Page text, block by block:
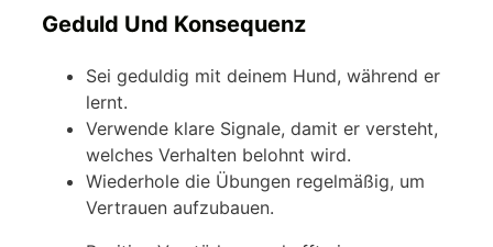
Geduld Und Konsequenz
Sei geduldig mit deinem Hund, während er
lernt.
Verwende klare Signale, damit er versteht,
welches Verhalten belohnt wird.
Wiederhole die Übungen regelmäßig, um
Vertrauen aufzubauen.